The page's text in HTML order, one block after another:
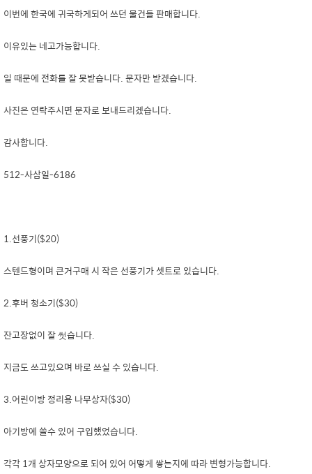
이번에 한국에 귀국하게되어 쓰던 물건들 판매합니다.
이유있는 네고가능합니다.
일 때문에 전화를 잘 못받습니다. 문자만 받겠습니다.
사진은 연락주시면 문자로 보내드리겠습니다.
감사합니다.
512-사삼일-6186
1.선풍기($20)
스텐드형이며 큰거구매 시 작은 선풍기가 셋트로 있습니다.
2.후버 청소기($30)
잔고장없이 잘 썻습니다.
지금도 쓰고있으며 바로 쓰실 수 있습니다.
3.어린이방 정리용 나무상자($30)
아기방에 쓸수 있어 구입했었습니다.
각각 1개 상자모양으로 되어 있어 어떻게 쌓는지에 따라 변형가능합니다.